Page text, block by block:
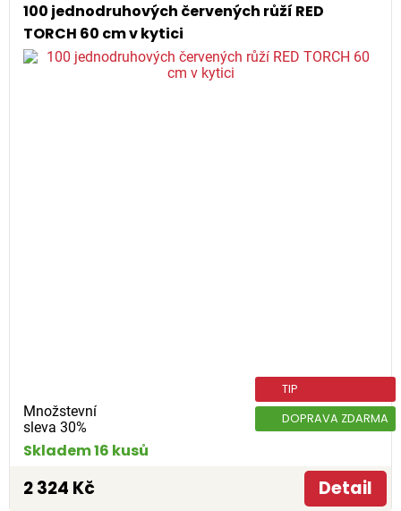
100 jednodruhových červených růží RED
TORCH 60 cm v kytici
Množstevní
sleva 30%
TIP
DOPRAVA ZDARMA
Skladem 16 kusů
2 324 Kč Detail